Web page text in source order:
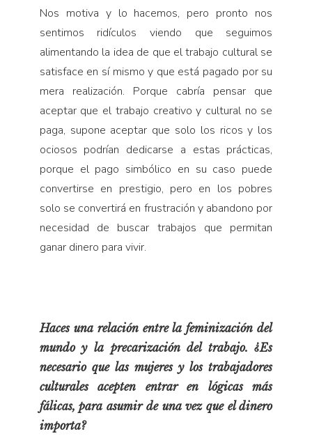
Nos motiva y lo hacemos, pero pronto nos
sentimos ridículos viendo que seguimos
alimentando la idea de que el trabajo cultural se
satisface en sí mismo y que está pagado por su
mera realización. Porque cabría pensar que
aceptar que el trabajo creativo y cultural no se
paga, supone aceptar que solo los ricos y los
ociosos podrían dedicarse a estas prácticas,
porque el pago simbólico en su caso puede
convertirse en prestigio, pero en los pobres
solo se convertirá en frustración y abandono por
necesidad de buscar trabajos que permitan
ganar dinero para vivir.
Haces una relación entre la feminización del
mundo y la precarización del trabajo. ¿Es
necesario que las mujeres y los trabajadores
culturales acepten entrar en lógicas más
fálicas, para asumir de una vez que el dinero
importa?